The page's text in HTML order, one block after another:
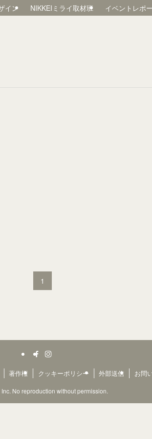
イン NIKKEIミライ取材班 イベントレポ
1
著作権 クッキーポリシー 外部送信 お問
No reproduction without permission.